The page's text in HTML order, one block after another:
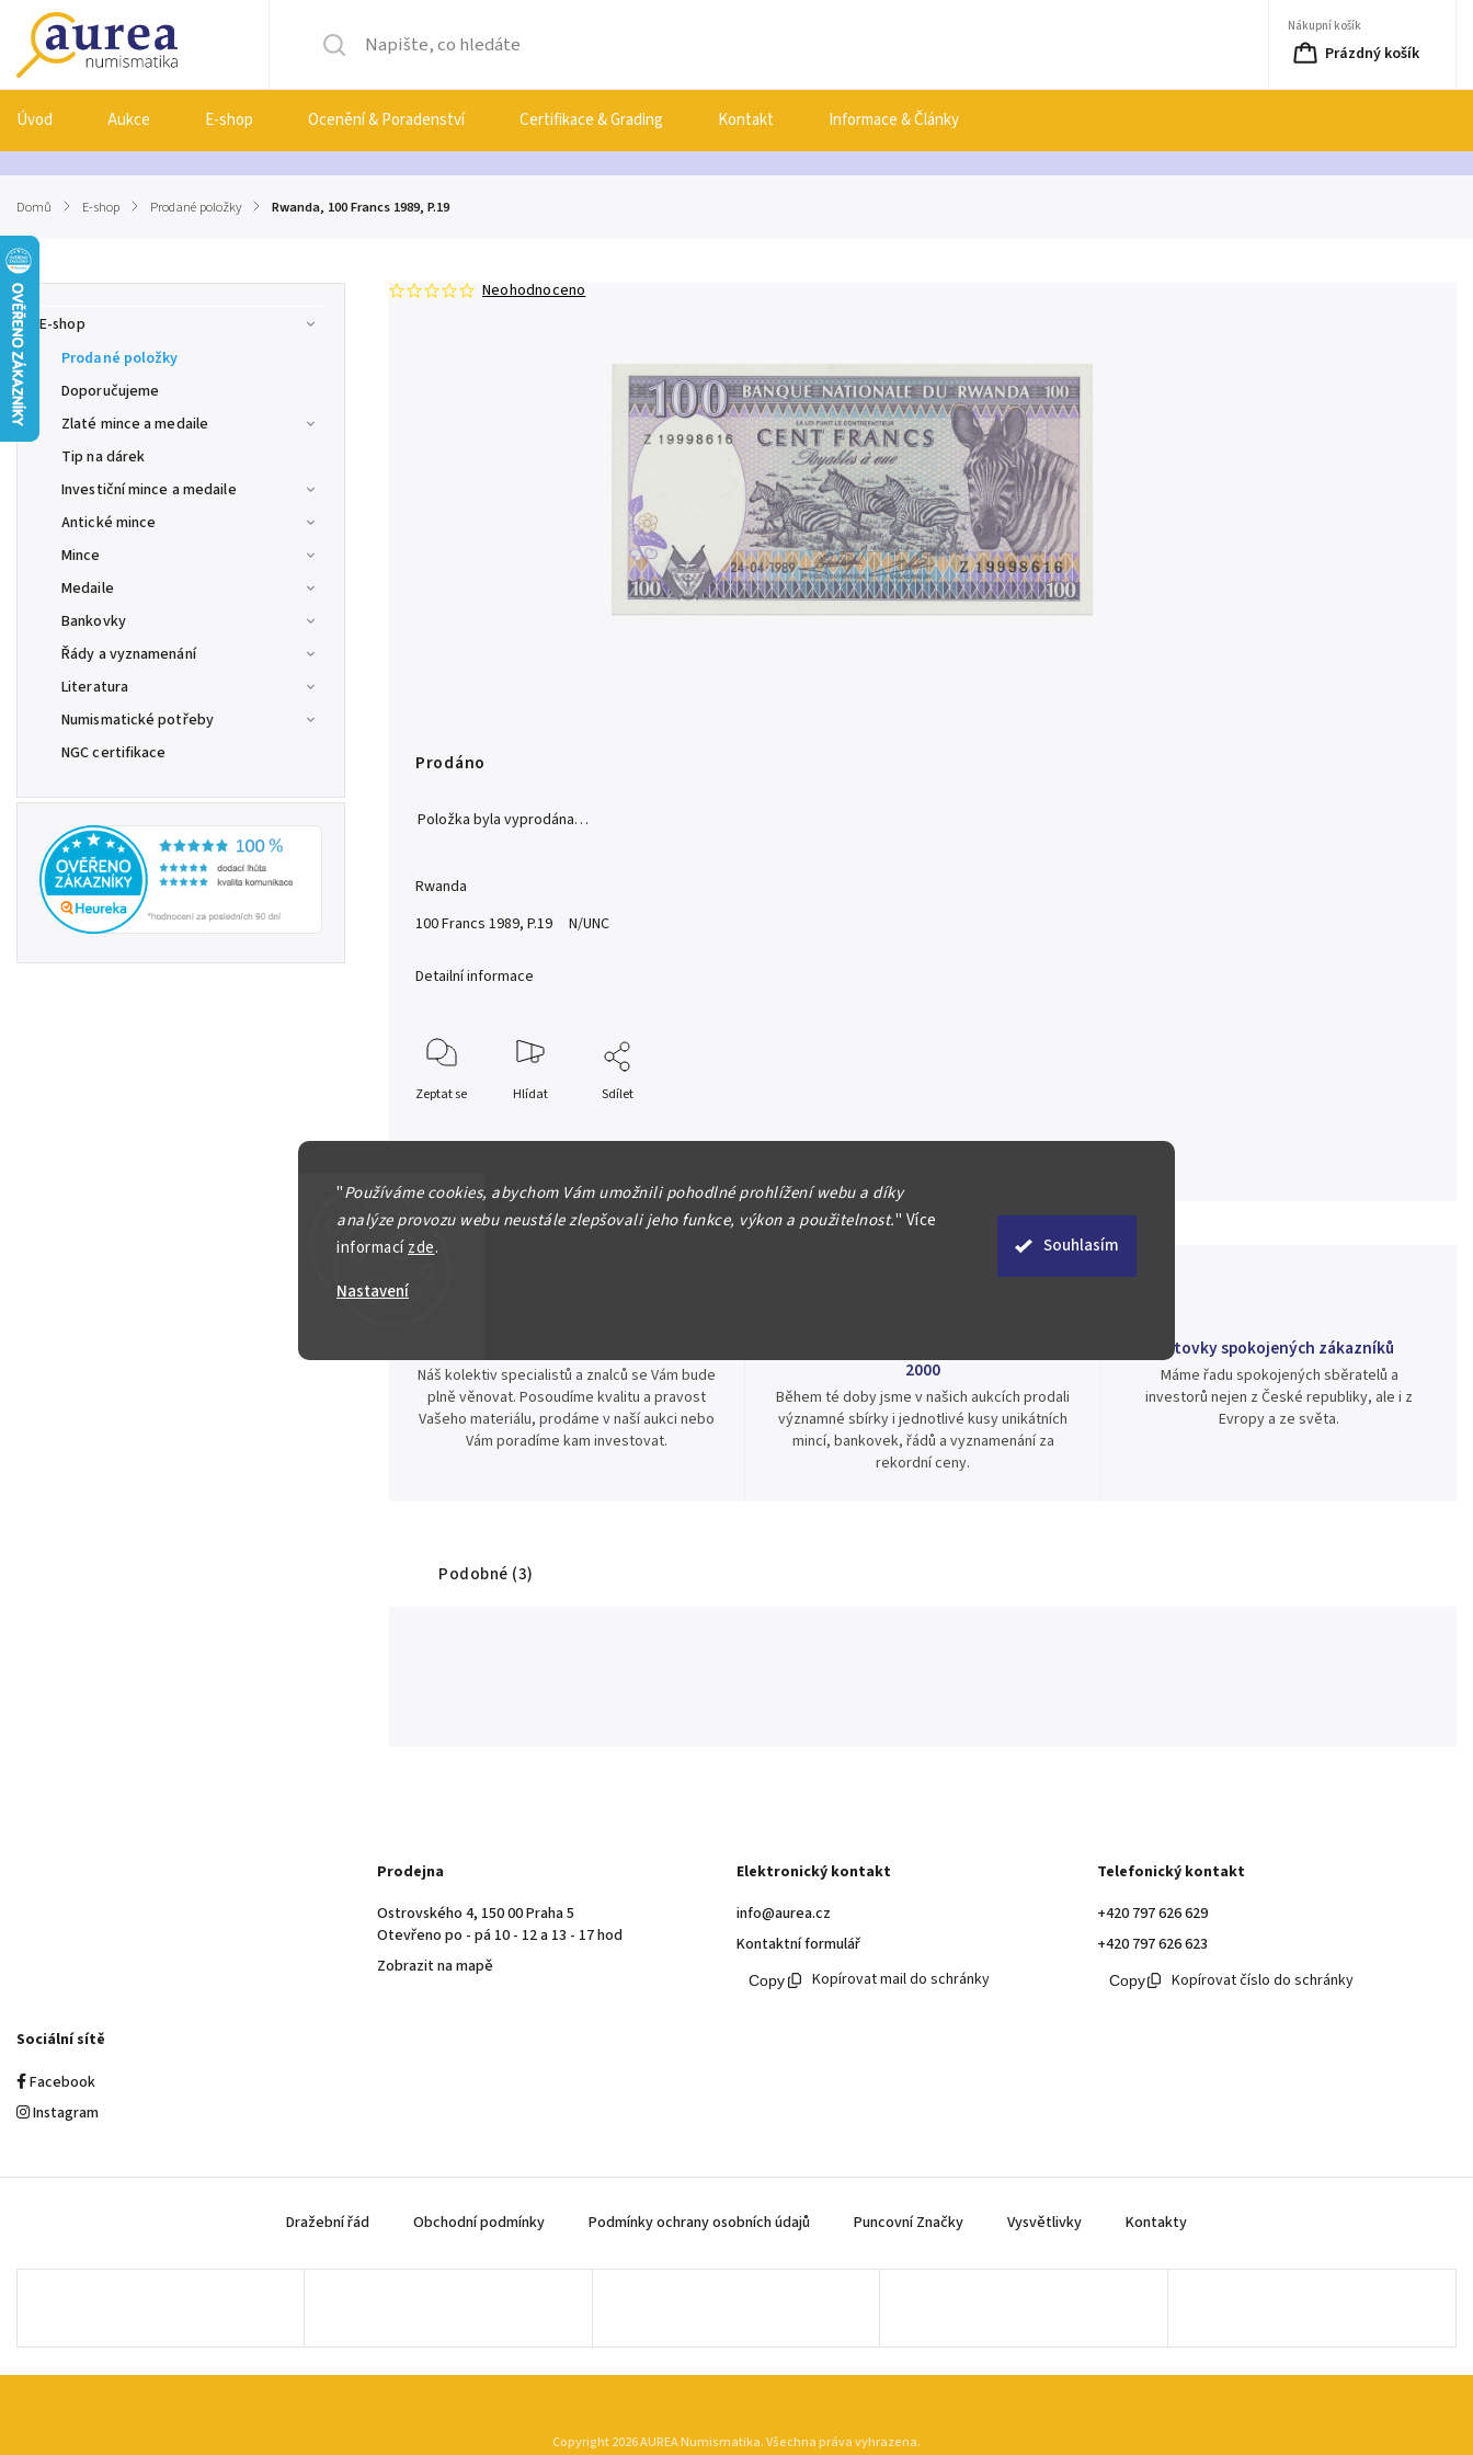
"Používáme cookies, abychom Vám umožnili pohodlné prohlížení webu a díky
analýze provozu webu neustále zlepšovali jeho funkce, výkon a použitelnost." Více
informacízde.
Nastavení
Souhlasím
Nákupní košík
Prázdný košík
Úvod Aukce E-shop Ocenění & Poradenství Certifikace & Grading Kontakt Informace & Články
Domů / E-shop / Prodané položky / Rwanda, 100 Francs 1989, P.19
E-shop
Prodané položky
Doporučujeme
Zlaté mince a medaile
Tip na dárek
Investiční mince a medaile
Antické mince
Mince
Medaile
Bankovky
Řády a vyznamenání
Literatura
Numismatické potřeby
NGC certifikace
Neohodnoceno
Prodáno
Položka byla vyprodána…
Rwanda
100 Francs 1989, P.19 N/UNC
Detailní informace
Zeptat se Hlídat Sdílet
Náš kolektiv specialistů a znalců se Vám bude
plně věnovat. Posoudíme kvalitu a pravost
Vašeho materiálu, prodáme v naší aukci nebo
Vám poradíme kam investovat.
2000
Během té doby jsme v našich aukcích prodali
významné sbírky i jednotlivé kusy unikátních
mincí, bankovek, řádů a vyznamenání za
rekordní ceny.
Stovky spokojených zákazníků
Máme řadu spokojených sběratelů a
investorů nejen z České republiky, ale i z
Evropy a ze světa.
Podobné (3)
Prodejna
Ostrovského 4, 150 00 Praha 5
Otevřeno po - pá 10 - 12 a 13 - 17 hod
Zobrazit na mapě
Elektronický kontakt
info@aurea.cz
Kontaktní formulář
Kopírovat mail do schránky
Telefonický kontakt
+420 797 626 629
+420 797 626 623
Kopírovat číslo do schránky
Sociální sítě
Facebook
Instagram
Dražební řád Obchodní podmínky Podmínky ochrany osobních údajů Puncovní Značky Vysvětlivky Kontakty
Copyright 2026AUREA Numismatika. Všechna práva vyhrazena.